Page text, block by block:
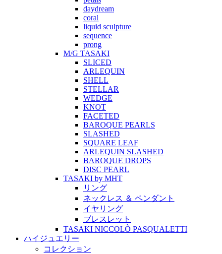
daydream
coral
liquid sculpture
sequence
prong
M/G TASAKI
SLICED
ARLEQUIN
SHELL
STELLAR
WEDGE
KNOT
FACETED
BAROQUE PEARLS
SLASHED
SQUARE LEAF
ARLEQUIN SLASHED
BAROQUE DROPS
DISC PEARL
TASAKI by MHT
リング
ネックレス ＆ ペンダント
イヤリング
ブレスレット
TASAKI NICCOLÒ PASQUALETTI
ハイジュエリー
コレクション